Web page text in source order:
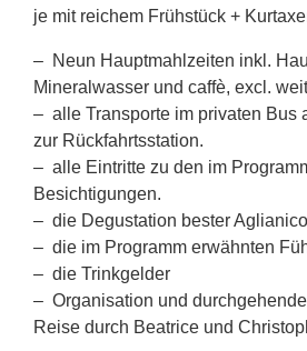
je mit reichem Frühstück +
– Neun Hauptmahlzeiten inkl.
Mineralwasser und caffè, excl.
– alle Transporte im privaten Bus
zur Rückfahrtsstation.
– alle Eintritte zu den im
Besichtigungen.
– die Degustation bester
– die im Programm erwähnten
– die Trinkgelder
– Organisation und
Reise durch Beatrice und